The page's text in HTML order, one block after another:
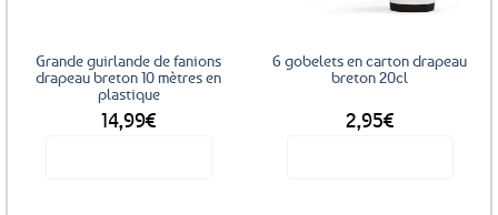
Grande guirlande de fanions
drapeau breton 10 mètres en
plastique
14,99€
6 gobelets en carton drapeau
breton 20cl
2,95€